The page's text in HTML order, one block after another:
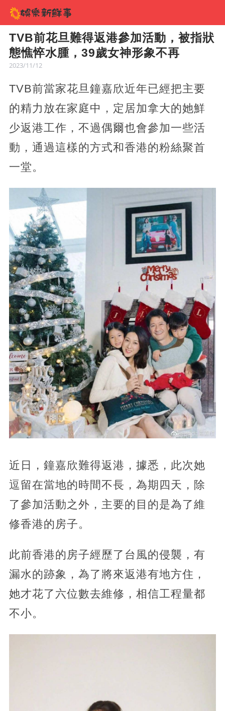
TVB前花旦難得返港參加活動，被指狀
態憔悴水腫，39歲女神形象不再
2023/11/12
TVB前當家花旦鐘嘉欣近年已經把主要
的精力放在家庭中，定居加拿大的她鮮
少返港工作，不過偶爾也會參加一些活
動，通過這樣的方式和香港的粉絲聚首
一堂。
近日，鐘嘉欣難得返港，據悉，此次她
逗留在當地的時間不長，為期四天，除
了參加活動之外，主要的目的是為了維
修香港的房子。
此前香港的房子經歷了台風的侵襲，有
漏水的跡象，為了將來返港有地方住，
她才花了六位數去維修，相信工程量都
不小。